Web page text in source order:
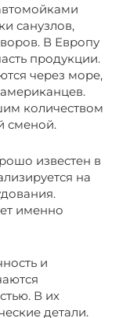
санузлов,
В Европу
продукции.
через море,
количеством
сменой.
известен в
на
именно
и
В их
детали.